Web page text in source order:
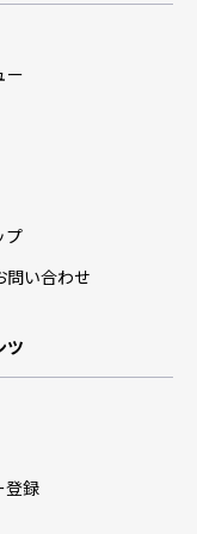
ー
プ
問い合わせ
ツ
登録